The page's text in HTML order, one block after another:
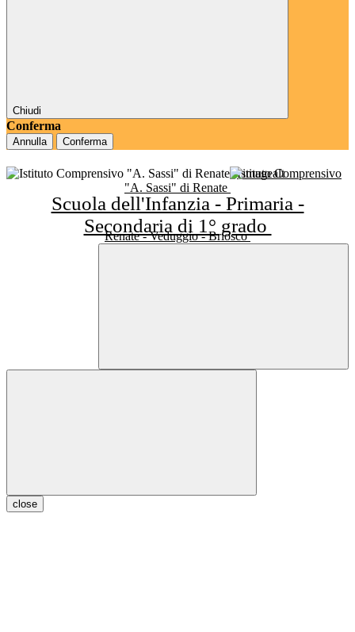
Chiudi
Conferma
Annulla Conferma
Istituto Comprensivo
"A. Sassi" di Renate
Scuola dell'Infanzia - Primaria -
Secondaria di 1° grado
Renate - Veduggio - Briosco
close